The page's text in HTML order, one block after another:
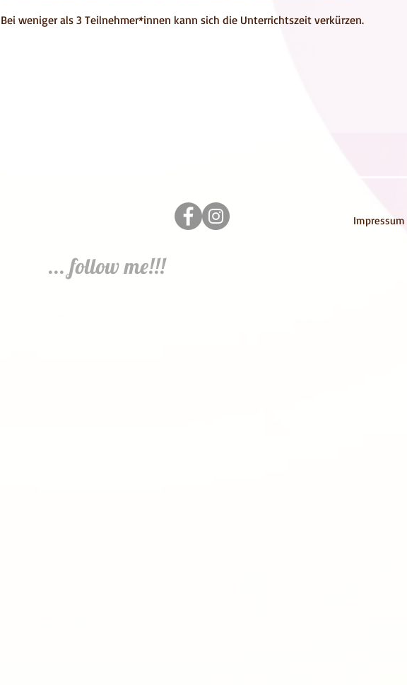
Bei weniger als 3 Teilnehmer*innen kann sich die Unterrichtszeit verkürzen.
Impressum
... follow me!!!